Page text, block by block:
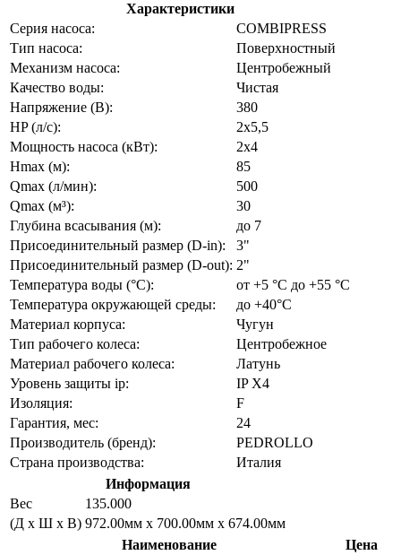
Характеристики
Серия насоса:
COMBIPRESS
Тип насоса:
Поверхностный
Механизм насоса:
Центробежный
Качество воды:
Чистая
Напряжение (В):
380
HP (л/с):
2х5,5
Мощность насоса (кВт):
2х4
Hmax (м):
85
Qmax (л/мин):
500
Qmax (м³):
30
Глубина всасывания (м):
до 7
Присоединительный размер (D-in):
3"
Присоединительный размер (D-out): 2"
Температура воды (°C):
от +5 °C до +55 °C
Температура окружающей среды:
до +40°C
Материал корпуса:
Чугун
Тип рабочего колеса:
Центробежное
Материал рабочего колеса:
Латунь
Уровень защиты ip:
IP X4
Изоляция:
F
Гарантия, мес:
24
Производитель (бренд):
PEDROLLO
Страна производства:
Италия
Информация
Вес
135.000
(Д х Ш х В) 972.00мм x 700.00мм x 674.00мм
Наименование
Цена